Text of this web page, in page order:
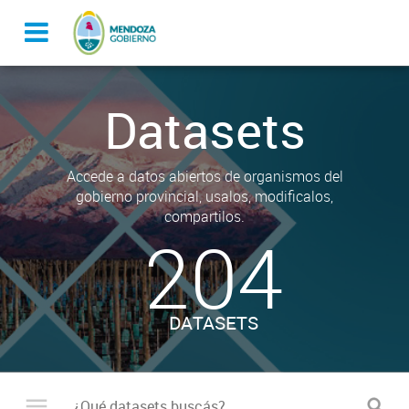
Datasets
Accede a datos abiertos de organismos del
gobierno provincial, usalos, modificalos,
compartilos.
204
DATASETS